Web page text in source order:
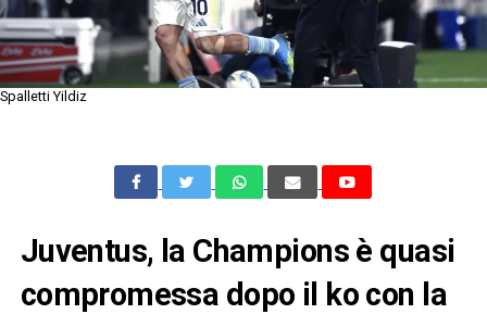
Spalletti Yildiz
Juventus, la Champions è quasi
compromessa dopo il ko con la